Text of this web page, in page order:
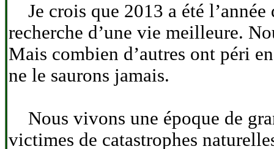
Je crois que 2013 a été
recherche d’une vie meilleure.
Mais combien d’autres ont péri
ne le saurons jamais.
Nous vivons une époque de
victimes de catastrophes